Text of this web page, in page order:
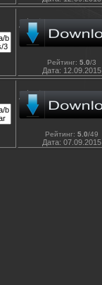
Рейтинг: 5.0/3
Дата: 12.09.2015
Рейтинг: 5.0/49
Дата: 07.09.2015